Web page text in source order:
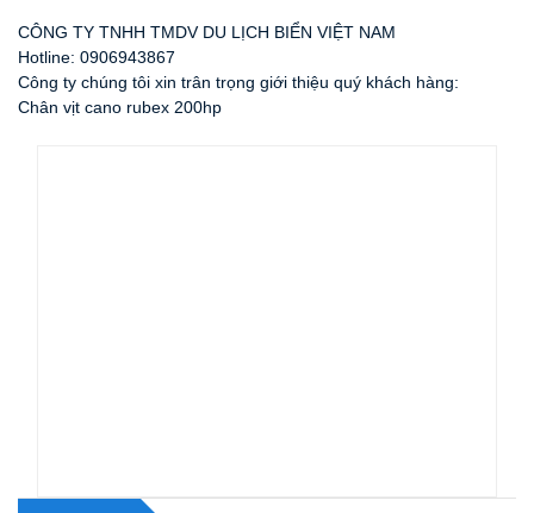
CÔNG TY TNHH TMDV DU LỊCH BIỂN VIỆT NAM
Hotline: 0906943867
Công ty chúng tôi xin trân trọng giới thiệu quý khách hàng:
Chân vịt cano rubex 200hp